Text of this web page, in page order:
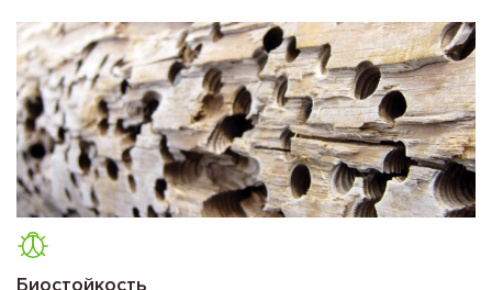
Биостойкость